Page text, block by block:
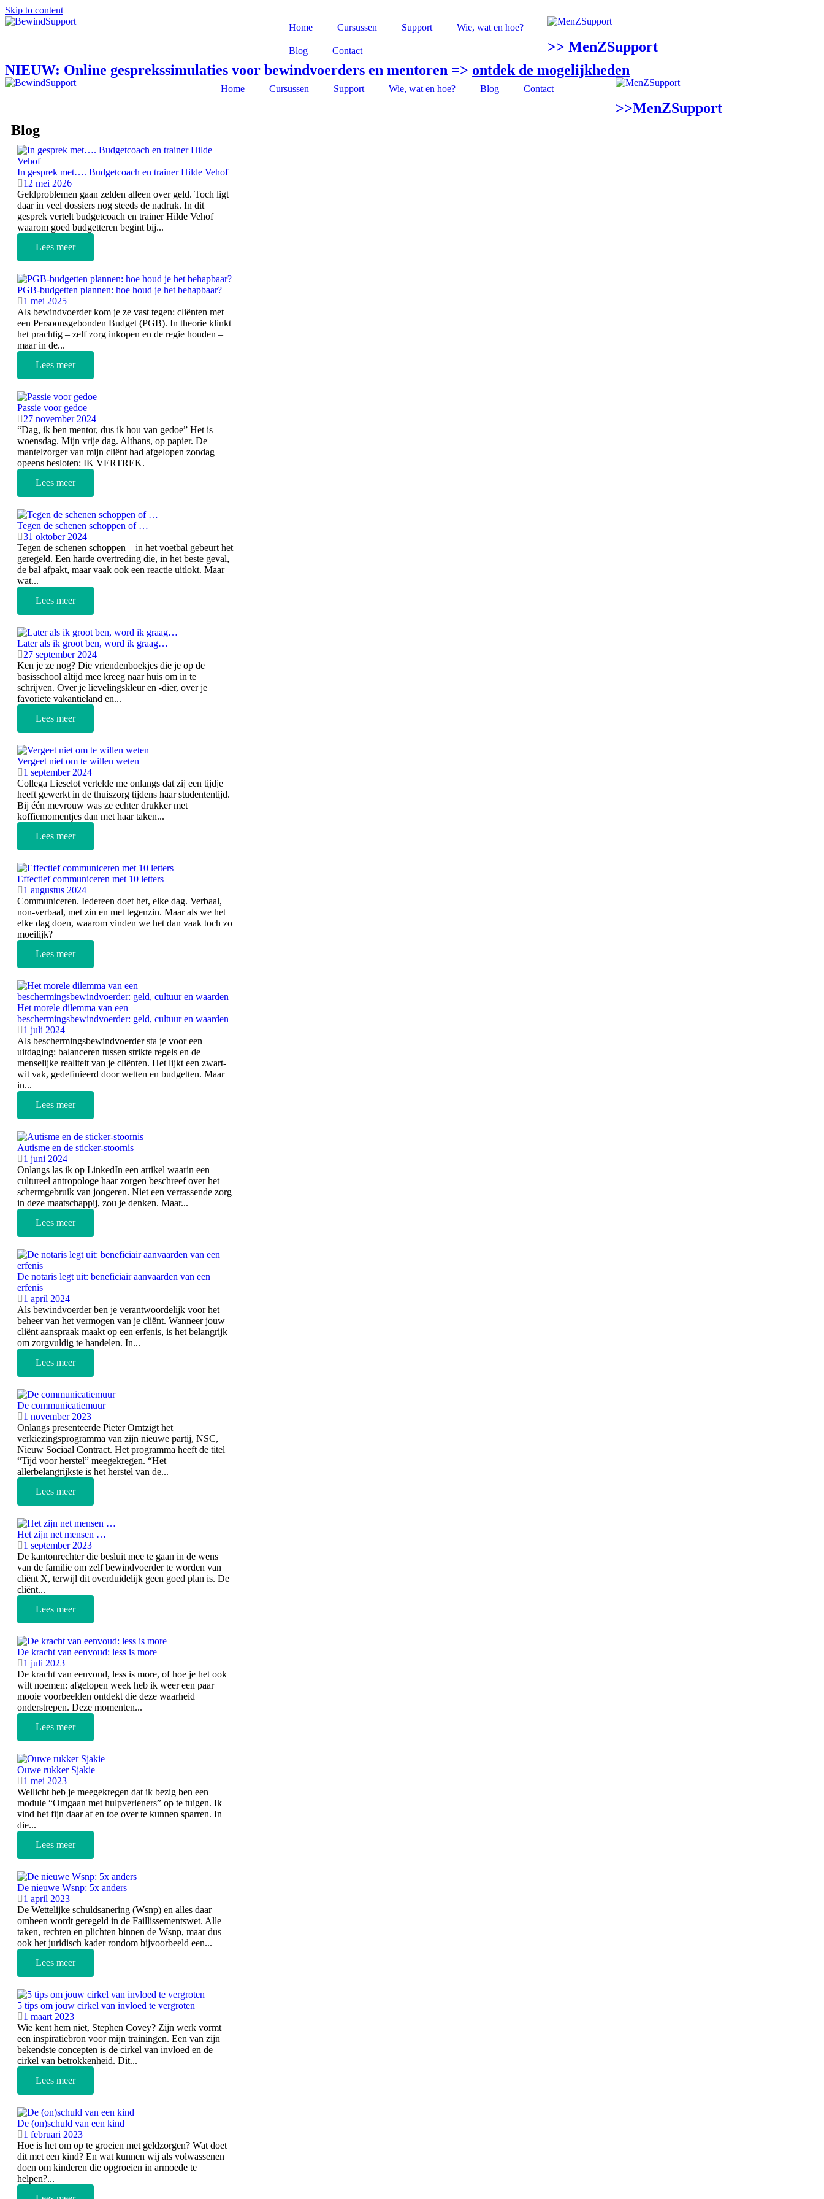
Skip to content
Home
Cursussen Support Wie, wat en hoe?
Blog Contact
>> MenZSupport
NIEUW: Online gesprekssimulaties voor bewindvoerders en mentoren => ontdek de mogelijkheden
Home Cursussen Support Wie, wat en hoe? Blog Contact
>>MenZSupport
Blog
In gesprek met…. Budgetcoach en trainer Hilde Vehof
12 mei 2026
Geldproblemen gaan zelden alleen over geld. Toch ligt
daar in veel dossiers nog steeds de nadruk. In dit
gesprek vertelt budgetcoach en trainer Hilde Vehof
waarom goed budgetteren begint bij...
Lees meer
PGB-budgetten plannen: hoe houd je het behapbaar?
1 mei 2025
Als bewindvoerder kom je ze vast tegen: cliënten met
een Persoonsgebonden Budget (PGB). In theorie klinkt
het prachtig – zelf zorg inkopen en de regie houden –
maar in de...
Lees meer
Passie voor gedoe
27 november 2024
“Dag, ik ben mentor, dus ik hou van gedoe” Het is
woensdag. Mijn vrije dag. Althans, op papier. De
mantelzorger van mijn cliënt had afgelopen zondag
opeens besloten: IK VERTREK.
Lees meer
Tegen de schenen schoppen of …
31 oktober 2024
Tegen de schenen schoppen – in het voetbal gebeurt het
geregeld. Een harde overtreding die, in het beste geval,
de bal afpakt, maar vaak ook een reactie uitlokt. Maar
wat...
Lees meer
Later als ik groot ben, word ik graag…
27 september 2024
Ken je ze nog? Die vriendenboekjes die je op de
basisschool altijd mee kreeg naar huis om in te
schrijven. Over je lievelingskleur en -dier, over je
favoriete vakantieland en...
Lees meer
Vergeet niet om te willen weten
1 september 2024
Collega Lieselot vertelde me onlangs dat zij een tijdje
heeft gewerkt in de thuiszorg tijdens haar studententijd.
Bij één mevrouw was ze echter drukker met
koffiemomentjes dan met haar taken...
Lees meer
Effectief communiceren met 10 letters
1 augustus 2024
Communiceren. Iedereen doet het, elke dag. Verbaal,
non-verbaal, met zin en met tegenzin. Maar als we het
elke dag doen, waarom vinden we het dan vaak toch zo
moeilijk?
Lees meer
Het morele dilemma van een
beschermingsbewindvoerder: geld, cultuur en waarden
1 juli 2024
Als beschermingsbewindvoerder sta je voor een
uitdaging: balanceren tussen strikte regels en de
menselijke realiteit van je cliënten. Het lijkt een zwart-
wit vak, gedefinieerd door wetten en budgetten. Maar
in...
Lees meer
Autisme en de sticker-stoornis
1 juni 2024
Onlangs las ik op LinkedIn een artikel waarin een
cultureel antropologe haar zorgen beschreef over het
schermgebruik van jongeren. Niet een verrassende zorg
in deze maatschappij, zou je denken. Maar...
Lees meer
De notaris legt uit: beneficiair aanvaarden van een
erfenis
1 april 2024
Als bewindvoerder ben je verantwoordelijk voor het
beheer van het vermogen van je cliënt. Wanneer jouw
cliënt aanspraak maakt op een erfenis, is het belangrijk
om zorgvuldig te handelen. In...
Lees meer
De communicatiemuur
1 november 2023
Onlangs presenteerde Pieter Omtzigt het
verkiezingsprogramma van zijn nieuwe partij, NSC,
Nieuw Sociaal Contract. Het programma heeft de titel
“Tijd voor herstel” meegekregen. “Het
allerbelangrijkste is het herstel van de...
Lees meer
Het zijn net mensen …
1 september 2023
De kantonrechter die besluit mee te gaan in de wens
van de familie om zelf bewindvoerder te worden van
cliënt X, terwijl dit overduidelijk geen goed plan is. De
cliënt...
Lees meer
De kracht van eenvoud: less is more
1 juli 2023
De kracht van eenvoud, less is more, of hoe je het ook
wilt noemen: afgelopen week heb ik weer een paar
mooie voorbeelden ontdekt die deze waarheid
onderstrepen. Deze momenten...
Lees meer
Ouwe rukker Sjakie
1 mei 2023
Wellicht heb je meegekregen dat ik bezig ben een
module “Omgaan met hulpverleners” op te tuigen. Ik
vind het fijn daar af en toe over te kunnen sparren. In
die...
Lees meer
De nieuwe Wsnp: 5x anders
1 april 2023
De Wettelijke schuldsanering (Wsnp) en alles daar
omheen wordt geregeld in de Faillissementswet. Alle
taken, rechten en plichten binnen de Wsnp, maar dus
ook het juridisch kader rondom bijvoorbeeld een...
Lees meer
5 tips om jouw cirkel van invloed te vergroten
1 maart 2023
Wie kent hem niet, Stephen Covey? Zijn werk vormt
een inspiratiebron voor mijn trainingen. Een van zijn
bekendste concepten is de cirkel van invloed en de
cirkel van betrokkenheid. Dit...
Lees meer
De (on)schuld van een kind
1 februari 2023
Hoe is het om op te groeien met geldzorgen? Wat doet
dit met een kind? En wat kunnen wij als volwassenen
doen om kinderen die opgroeien in armoede te
helpen?...